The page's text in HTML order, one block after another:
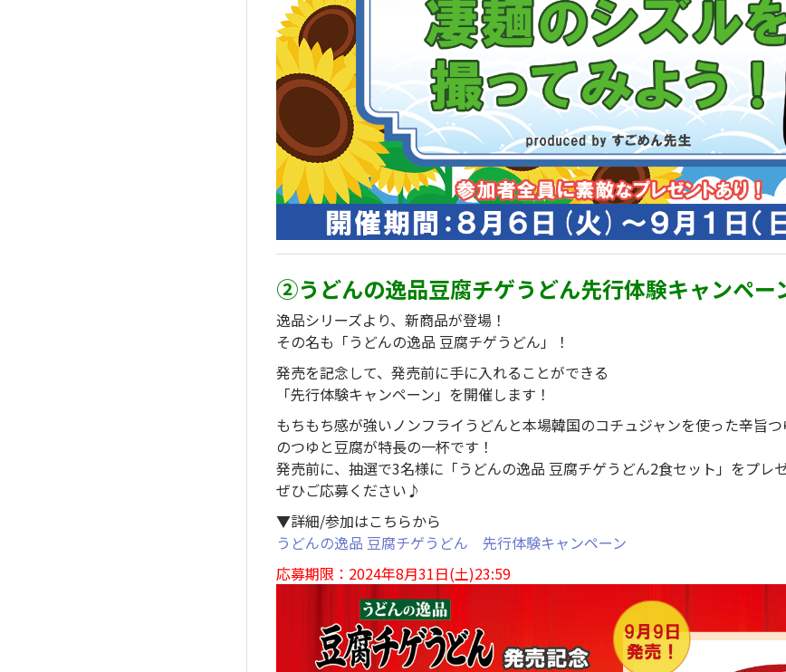
②うどんの逸品豆腐チゲうどん先行体験キャンペー
逸品シリーズより、新商品が登場！
その名も「うどんの逸品 豆腐チゲうどん」！
発売を記念して、発売前に手に入れることができる
「先行体験キャンペーン」を開催します！
もちもち感が強いノンフライうどんと本場韓国のコチュジャンを使った辛旨
のつゆと豆腐が特長の一杯です！
発売前に、抽選で3名様に「うどんの逸品 豆腐チゲうどん2食セット」をプレ
ぜひご応募ください♪
▼詳細/参加はこちらから
うどんの逸品 豆腐チゲうどん 先行体験キャンペーン
応募期限：2024年8月31日(土)23:59